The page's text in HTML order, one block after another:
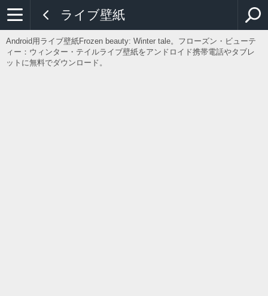
ライブ壁紙
Android用ライブ壁紙Frozen beauty: Winter tale。フローズン・ビューテ
ィー：ウィンター・テイルライブ壁紙をアンドロイド携帯電話やタブレ
ットに無料でダウンロード。